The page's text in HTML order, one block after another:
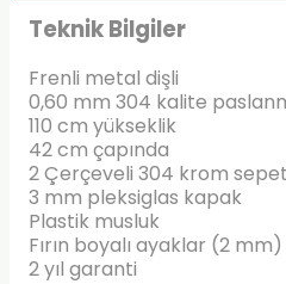
Teknik Bilgiler
Frenli metal dişli
0,60 mm 304 kalite
110 cm yükseklik
42 cm çapında
2 Çerçeveli 304 krom sepet
3 mm pleksiglas kapak
Plastik musluk
Fırın boyalı ayaklar (2 mm)
2 yıl garanti